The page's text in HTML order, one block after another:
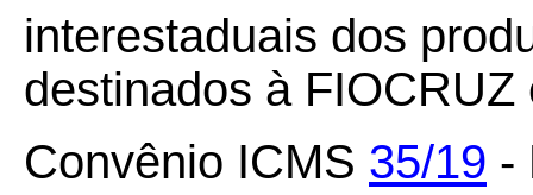
interestaduais dos
destinados à
Convênio ICMS 35/19 -